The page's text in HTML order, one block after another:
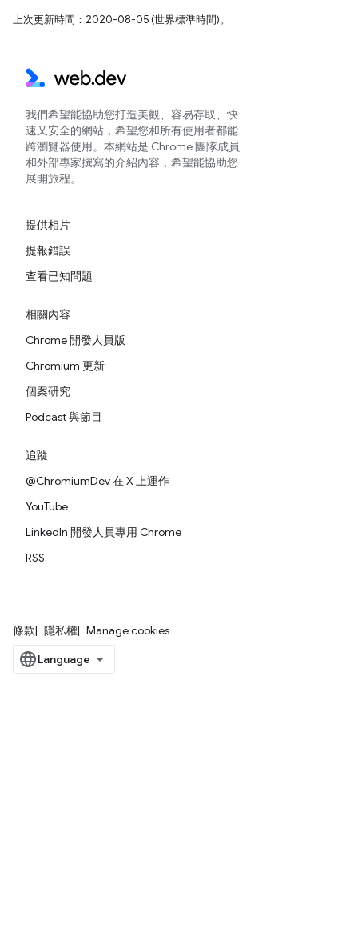
上次更新時間：2020-08-05 (世界標準時間)。
我們希望能協助您打造美觀、容易存取、快
速又安全的網站，希望您和所有使用者都能
跨瀏覽器使用。本網站是 Chrome 團隊成員
和外部專家撰寫的介紹內容，希望能協助您
展開旅程。
提供相片
提報錯誤
查看已知問題
相關內容
Chrome 開發人員版
Chromium 更新
個案研究
Podcast 與節目
追蹤
@ChromiumDev 在 X 上運作
YouTube
LinkedIn 開發人員專用 Chrome
RSS
條款 隱私權 Manage cookies